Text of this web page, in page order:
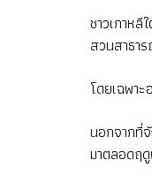
ชาวเกาห
สวนสาธา
โดยเฉพา
นอกจากที่
มาตลอดฤ